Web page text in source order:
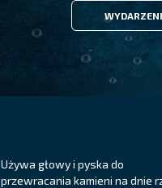
Używa głowy i pyska do
przewracania kamieni na dnie